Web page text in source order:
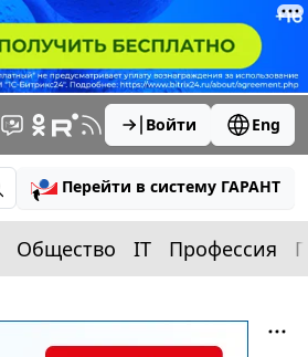
Войти Eng
Перейти в систему ГАРАНТ
Общество IT Профессия